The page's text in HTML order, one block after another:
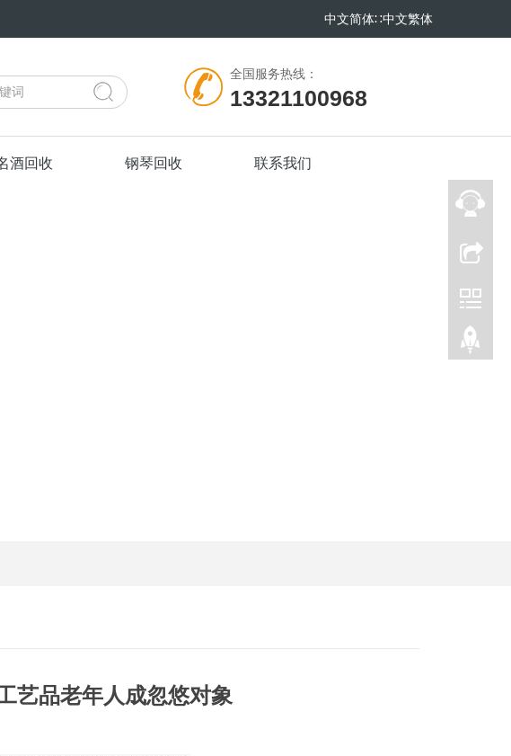
中文繁体
∷
中文简体
全国服务热线：
13321100968
酒回收 钢琴回收 联系我们
艺品老年人成忽悠对象